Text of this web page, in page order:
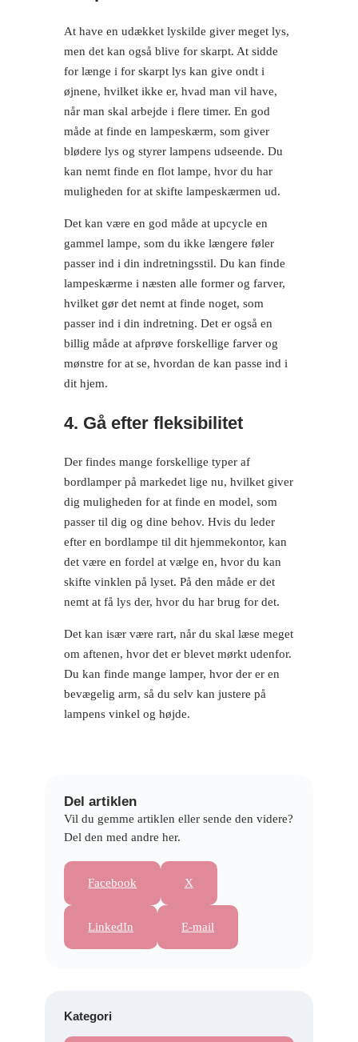
At have en udækket lyskilde giver meget lys,
men det kan også blive for skarpt. At sidde
for længe i for skarpt lys kan give ondt i
øjnene, hvilket ikke er, hvad man vil have,
når man skal arbejde i flere timer. En god
måde at finde en lampeskærm, som giver
blødere lys og styrer lampens udseende. Du
kan nemt finde en flot lampe, hvor du har
muligheden for at skifte lampeskærmen ud.
Det kan være en god måde at upcycle en
gammel lampe, som du ikke længere føler
passer ind i din indretningsstil. Du kan finde
lampeskærme i næsten alle former og farver,
hvilket gør det nemt at finde noget, som
passer ind i din indretning. Det er også en
billig måde at afprøve forskellige farver og
mønstre for at se, hvordan de kan passe ind i
dit hjem.
4. Gå efter fleksibilitet
Der findes mange forskellige typer af
bordlamper på markedet lige nu, hvilket giver
dig muligheden for at finde en model, som
passer til dig og dine behov. Hvis du leder
efter en bordlampe til dit hjemmekontor, kan
det være en fordel at vælge en, hvor du kan
skifte vinklen på lyset. På den måde er det
nemt at få lys der, hvor du har brug for det.
Det kan især være rart, når du skal læse meget
om aftenen, hvor det er blevet mørkt udenfor.
Du kan finde mange lamper, hvor der er en
bevægelig arm, så du selv kan justere på
lampens vinkel og højde.
Del artiklen
Vil du gemme artiklen eller sende den videre?
Del den med andre her.
Facebook X
LinkedIn E-mail
Kategori